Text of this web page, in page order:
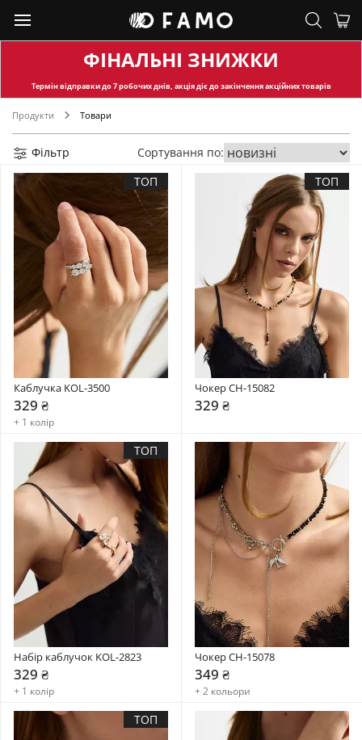
ФІНАЛЬНІ ЗНИЖКИ
Термін відправкидо 7 робочих днів, акція діє до закінчення акційних товарів
Продукти Товари
Фільтр
Сортування по:
ТОП
Каблучка KOL-3500
329 ₴
+ 1 колір
ТОП
Чокер CH-15082
329 ₴
ТОП
Набір каблучок KOL-2823
329 ₴
+ 1 колір
Чокер CH-15078
349 ₴
+ 2 кольори
ТОП